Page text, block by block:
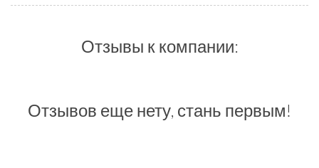
Отзывы к компании:
Отзывов еще нету, стань первым!